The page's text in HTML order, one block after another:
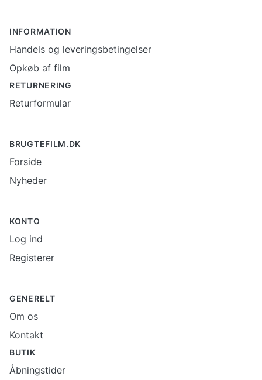
INFORMATION
Handels og leveringsbetingelser
Opkøb af film
RETURNERING
Returformular
BRUGTEFILM.DK
Forside
Nyheder
KONTO
Log ind
Registerer
GENERELT
Om os
Kontakt
BUTIK
Åbningstider